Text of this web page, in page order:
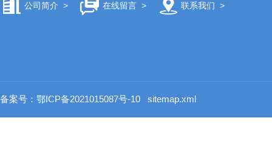
公司简介 > 在线留言> 联系我们 >
备案号：鄂ICP备2021015087号-10 sitemap.xml